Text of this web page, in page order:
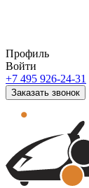
Профиль
Войти
+7 495 926-24-31
Заказать звонок